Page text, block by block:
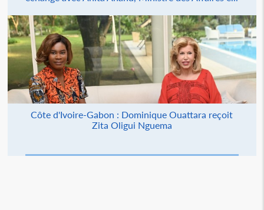
Côte d'Ivoire-Gabon : Dominique Ouattara reçoit
Zita Oligui Nguema